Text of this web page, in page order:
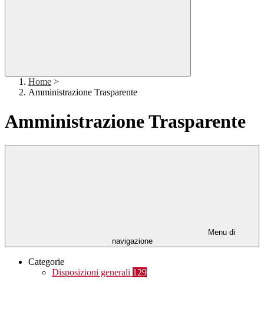
Home >
Amministrazione Trasparente
Amministrazione Trasparente
Menu di
navigazione
Categorie
Disposizioni generali 129